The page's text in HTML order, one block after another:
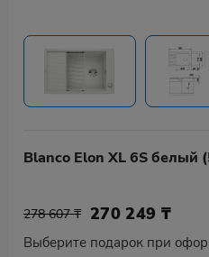
Blanco Elon XL 6S белый
278 607 ₸ 270 249 ₸
Выберите подарок при